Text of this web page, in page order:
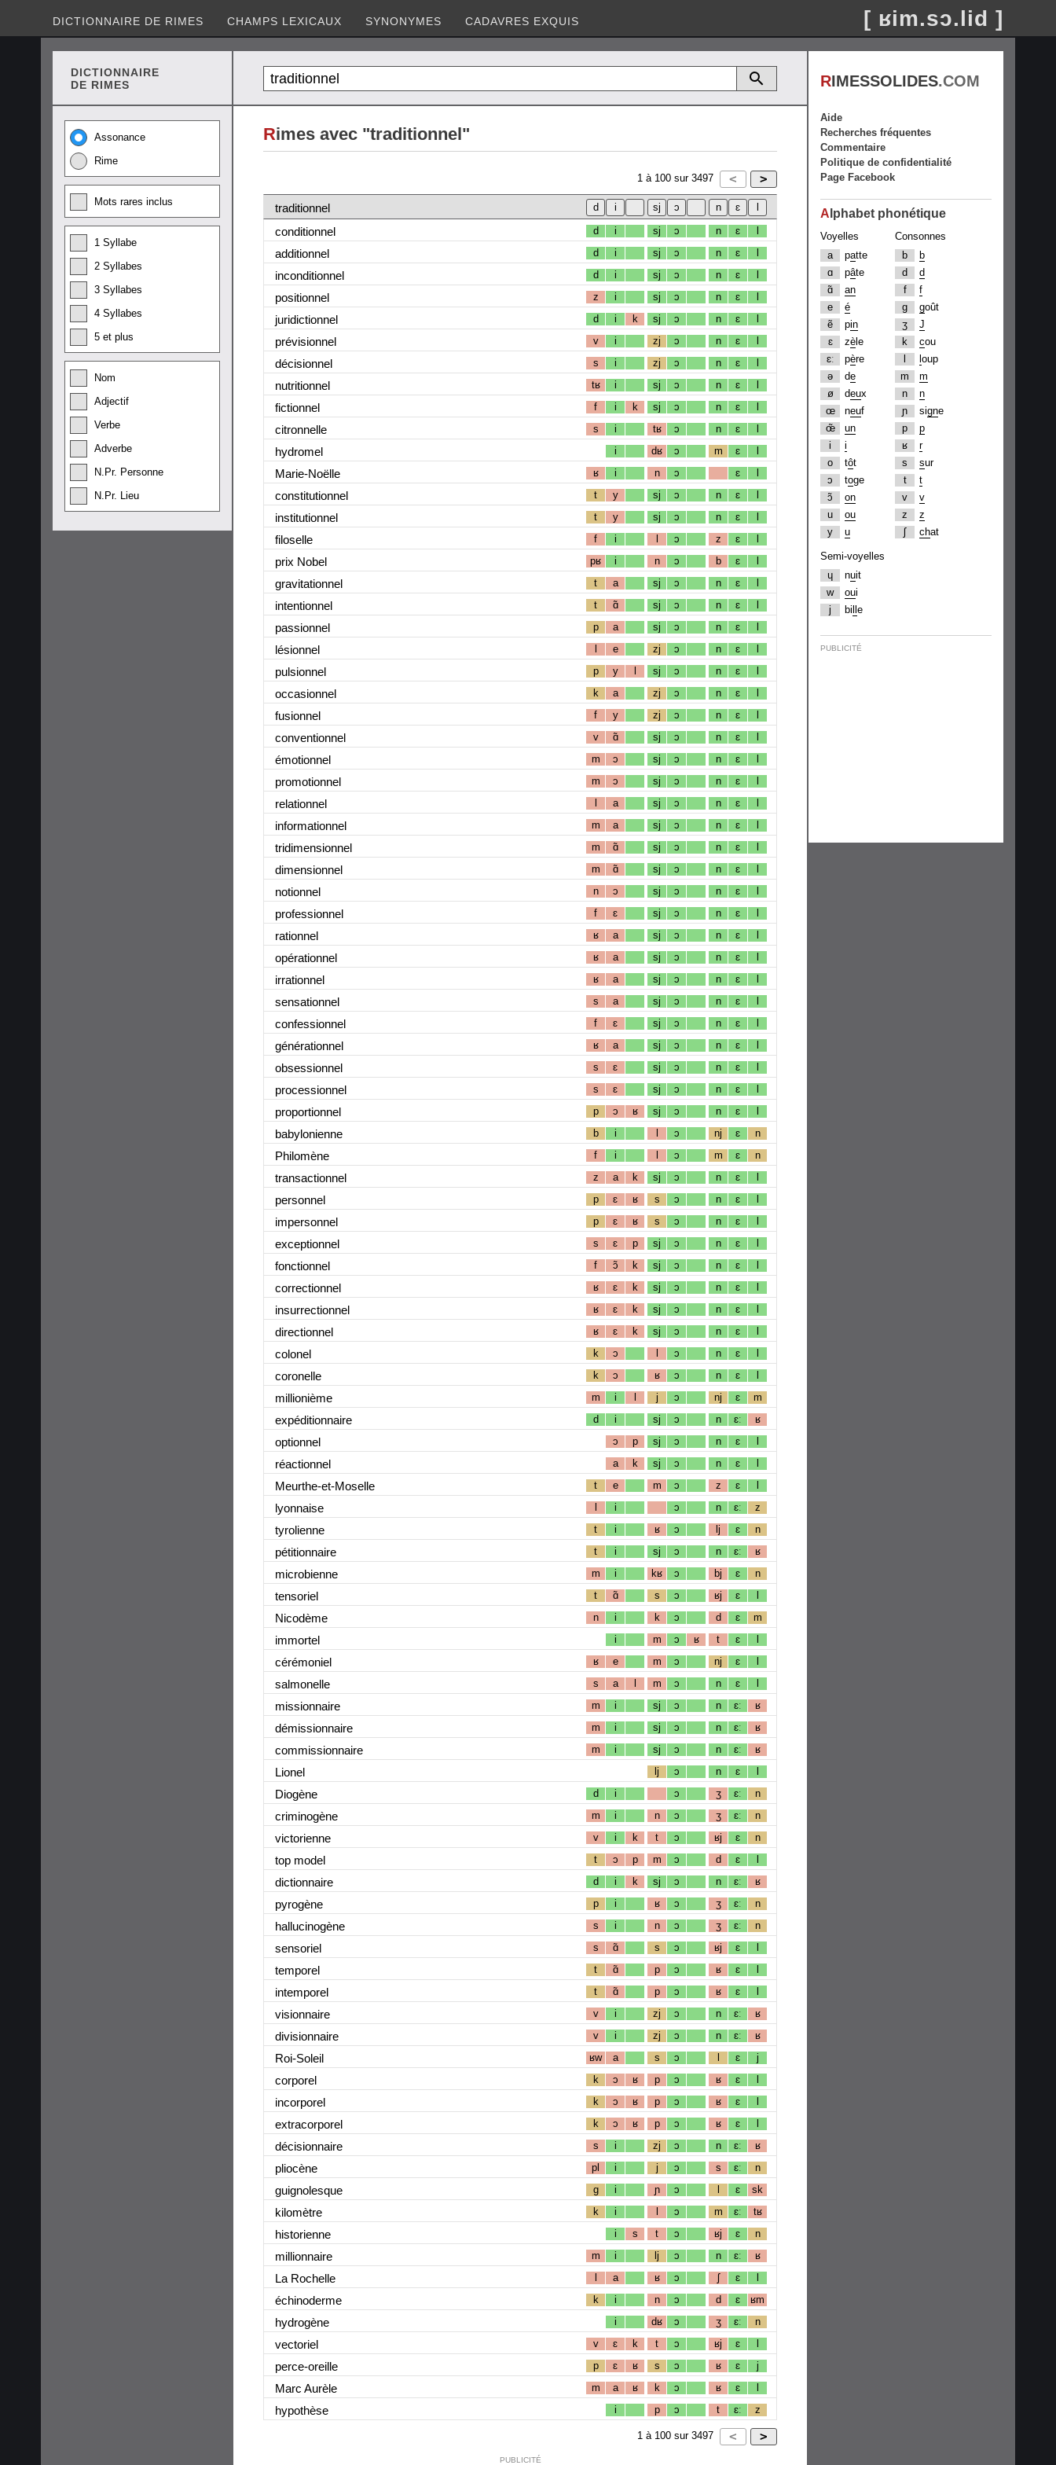
DICTIONNAIRE DE RIMES CHAMPS LEXICAUX SYNONYMES CADAVRES EXQUIS [ ʁim.sɔ.lid ]
DICTIONNAIRE
DE RIMES
Assonance
Rime
Mots rares inclus
1 Syllabe
2 Syllabes
3 Syllabes
4 Syllabes
5 et plus
Nom
Adjectif
Verbe
Adverbe
N.Pr. Personne
N.Pr. Lieu
Rimes avec "traditionnel"
1 à 100 sur 3497
traditionnel
conditionnel
d i sj ɔ n ɛ l
additionnel d i sj ɔ n ɛ l
inconditionnel d i sj ɔ n ɛ l
positionnel z i sj ɔ n ɛ l
juridictionnel d i k sj ɔ n ɛ l
prévisionnel v i zj ɔ n ɛ l
décisionnel s i zj ɔ n ɛ l
nutritionnel tʁ i sj ɔ n ɛ l
fictionnel f i k sj ɔ n ɛ l
citronnelle s i tʁ ɔ n ɛ l
hydromel i dʁ ɔ m ɛ l
Marie-Noëlle ʁ i n ɔ ɛ l
constitutionnel t y sj ɔ n ɛ l
institutionnel t y sj ɔ n ɛ l
filoselle f i l ɔ z ɛ l
prix Nobel pʁ i n ɔ b ɛ l
gravitationnel t a sj ɔ n ɛ l
intentionnel t ɑ̃ sj ɔ n ɛ l
passionnel p a sj ɔ n ɛ l
lésionnel l e zj ɔ n ɛ l
pulsionnel p y l sj ɔ n ɛ l
occasionnel k a zj ɔ n ɛ l
fusionnel f y zj ɔ n ɛ l
conventionnel v ɑ̃ sj ɔ n ɛ l
émotionnel m ɔ sj ɔ n ɛ l
promotionnel m ɔ sj ɔ n ɛ l
relationnel l a sj ɔ n ɛ l
informationnel m a sj ɔ n ɛ l
tridimensionnel m ɑ̃ sj ɔ n ɛ l
dimensionnel m ɑ̃ sj ɔ n ɛ l
notionnel n ɔ sj ɔ n ɛ l
professionnel f ɛ sj ɔ n ɛ l
rationnel ʁ a sj ɔ n ɛ l
opérationnel ʁ a sj ɔ n ɛ l
irrationnel ʁ a sj ɔ n ɛ l
sensationnel s a sj ɔ n ɛ l
confessionnel f ɛ sj ɔ n ɛ l
générationnel ʁ a sj ɔ n ɛ l
obsessionnel s ɛ sj ɔ n ɛ l
processionnel s ɛ sj ɔ n ɛ l
proportionnel p ɔ ʁ sj ɔ n ɛ l
babylonienne b i l ɔ nj ɛ n
Philomène f i l ɔ m ɛ n
transactionnel z a k sj ɔ n ɛ l
personnel p ɛ ʁ s ɔ n ɛ l
impersonnel p ɛ ʁ s ɔ n ɛ l
exceptionnel s ɛ p sj ɔ n ɛ l
fonctionnel f ɔ̃ k sj ɔ n ɛ l
correctionnel ʁ ɛ k sj ɔ n ɛ l
insurrectionnel ʁ ɛ k sj ɔ n ɛ l
directionnel ʁ ɛ k sj ɔ n ɛ l
colonel k ɔ l ɔ n ɛ l
coronelle k ɔ ʁ ɔ n ɛ l
millionième m i l j ɔ nj ɛ m
expéditionnaire d i sj ɔ n ɛː ʁ
optionnel ɔ p sj ɔ n ɛ l
réactionnel a k sj ɔ n ɛ l
Meurthe-et-Moselle t e m ɔ z ɛ l
lyonnaise l i ɔ n ɛː z
tyrolienne t i ʁ ɔ lj ɛ n
pétitionnaire t i sj ɔ n ɛː ʁ
microbienne m i kʁ ɔ bj ɛ n
tensoriel t ɑ̃ s ɔ ʁj ɛ l
Nicodème n i k ɔ d ɛ m
immortel i m ɔ ʁ t ɛ l
cérémoniel ʁ e m ɔ nj ɛ l
salmonelle s a l m ɔ n ɛ l
missionnaire m i sj ɔ n ɛː ʁ
démissionnaire m i sj ɔ n ɛː ʁ
commissionnaire m i sj ɔ n ɛː ʁ
Lionel lj ɔ n ɛ l
Diogène d i ɔ ʒ ɛː n
criminogène m i n ɔ ʒ ɛː n
victorienne v i k t ɔ ʁj ɛ n
top model t ɔ p m ɔ d ɛ l
dictionnaire d i k sj ɔ n ɛː ʁ
pyrogène p i ʁ ɔ ʒ ɛː n
hallucinogène s i n ɔ ʒ ɛː n
sensoriel s ɑ̃ s ɔ ʁj ɛ l
temporel t ɑ̃ p ɔ ʁ ɛ l
intemporel t ɑ̃ p ɔ ʁ ɛ l
visionnaire v i zj ɔ n ɛː ʁ
divisionnaire v i zj ɔ n ɛː ʁ
Roi-Soleil ʁw a s ɔ l ɛ j
corporel k ɔ ʁ p ɔ ʁ ɛ l
incorporel k ɔ ʁ p ɔ ʁ ɛ l
extracorporel k ɔ ʁ p ɔ ʁ ɛ l
décisionnaire s i zj ɔ n ɛː ʁ
pliocène pl i j ɔ s ɛː n
guignolesque g i ɲ ɔ l ɛ sk
kilomètre k i l ɔ m ɛː tʁ
historienne i s t ɔ ʁj ɛ n
millionnaire m i lj ɔ n ɛː ʁ
La Rochelle l a ʁ ɔ ʃ ɛ l
échinoderme k i n ɔ d ɛ ʁm
hydrogène i dʁ ɔ ʒ ɛː n
vectoriel v ɛ k t ɔ ʁj ɛ l
perce-oreille p ɛ ʁ s ɔ ʁ ɛ j
Marc Aurèle m a ʁ k ɔ ʁ ɛ l
hypothèse i p ɔ t ɛː z
1 à 100 sur 3497
PUBLICITÉ
RIMESSOLIDES.COM
Aide
Recherches fréquentes
Commentaire
Politique de confidentialité
Page Facebook
A lphabet phonétique
Voyelles
a
patte
ɑ
pâte
ɑ̃
an
e
é
ẽ
pin
ɛ
zè le
ɛː
père
ə
de
ø
deux
œ
neuf
œ̃
un
i
i
o
tôt
ɔ
toge
ɔ̃
on
u
ou
y
u
Consonnes
b
b
d
d
f
f
g
goût
ʒ
J
k
cou
oup
m
m
n
n
ɲ
signe
p
p
ʁ
r
s
sur
t
t
v
v
z
z
ʃ
chat
Semi-voyelles
ɥ
nuit
w
oui
j
bi e
PUBLICITÉ